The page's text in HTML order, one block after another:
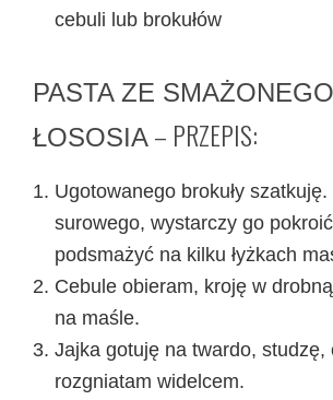
cebuli lub brokułów
PASTA ZE SMAŻONEGO
ŁOSOSIA – PRZEPIS:
Ugotowanego brokuły
surowego, wystarczy go
podsmażyć na kilku łyżkach
Cebule obieram, kroję w
na maśle.
Jajka gotuję na twardo, studzę,
rozgniatam widelcem.